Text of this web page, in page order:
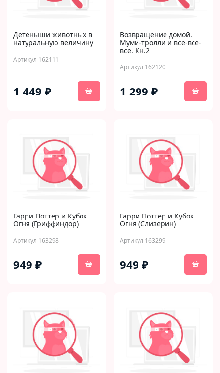
Детёныши животных в
натуральную величину
Артикул 162111
1 449 ₽
Возвращение домой.
Муми-тролли и все-все-
все. Кн.2
Артикул 162120
1 299 ₽
Гарри Поттер и Кубок
Огня (Гриффиндор)
Артикул 163298
949 ₽
Гарри Поттер и Кубок
Огня (Слизерин)
Артикул 163299
949 ₽